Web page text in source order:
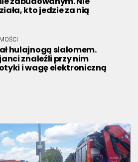
kto jedzie za nią
hulajnogą slalomem.
znaleźli przy nim
i wagę elektroniczną